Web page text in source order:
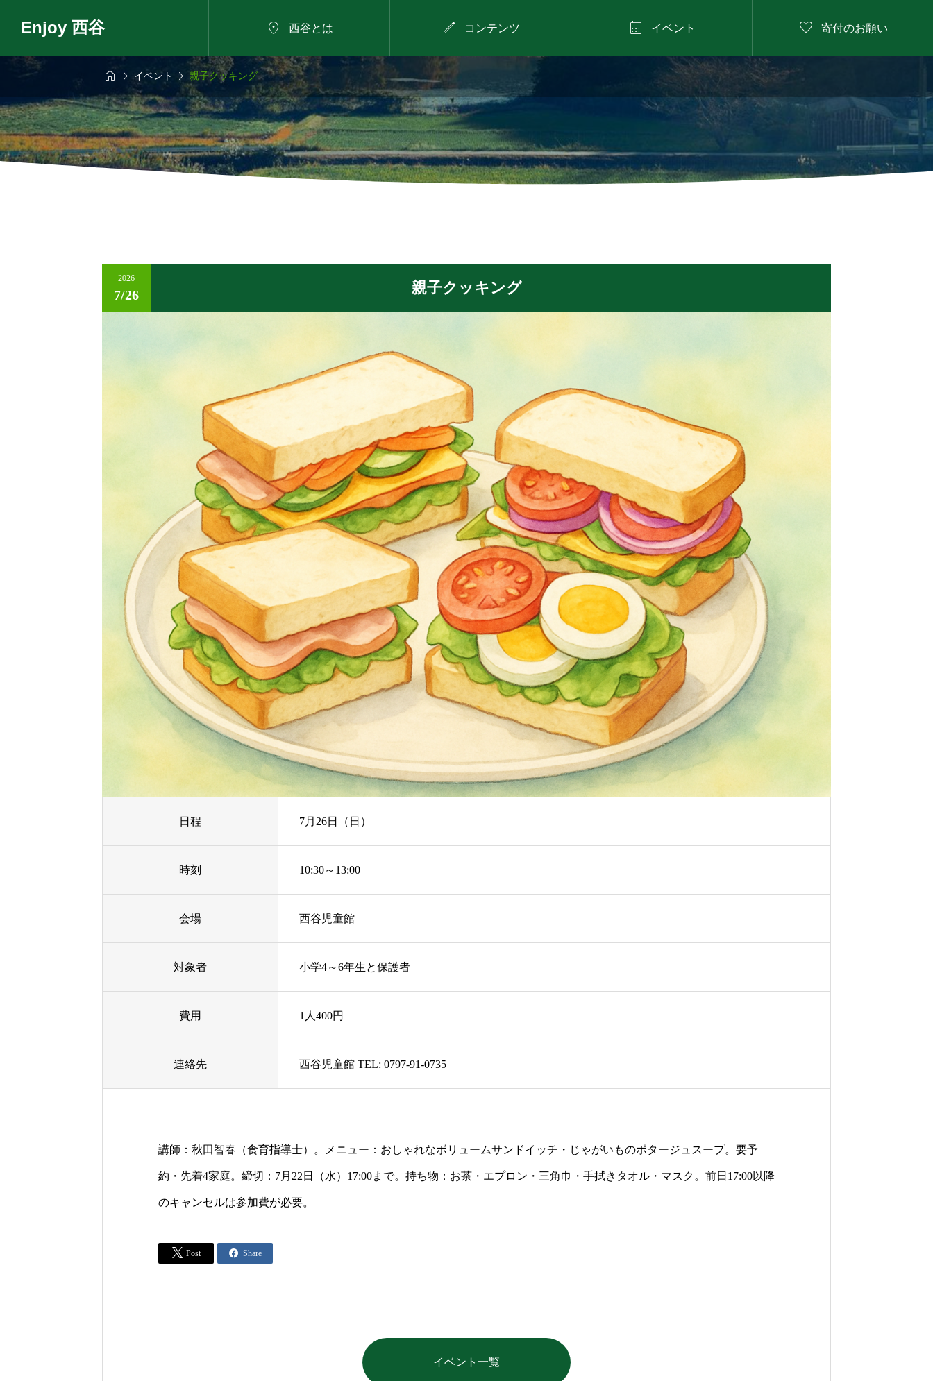
Enjoy 西谷  西谷とは  コンテンツ  イベント  寄付のお願い
で夏祭り！～
しと小さな縁
2026年8月11日
西谷で見つける！わが
まちのお宝プロジェク
ト（第3回）
2026年8月11日
にしたに野菜のバーベ
キュー
2026年8月13日
プール遊び
 
 イベント  親子クッキング
2026
7/26 親子クッキング
日程 7月26日（日）
時刻 10:30～13:00
会場 西谷児童館
対象者 小学4～6年生と保護者
費用 1人400円
連絡先 西谷児童館 TEL: 0797-91-0735
講師：秋田智春（食育指導士）。メニュー：おしゃれなボリュームサンドイッチ・じゃがいものポタージュスープ。要予
約・先着4家庭。締切：7月22日（水）17:00まで。持ち物：お茶・エプロン・三角巾・手拭きタオル・マスク。前日17:00以降
のキャンセルは参加費が必要。
 Post  Share
イベント一覧